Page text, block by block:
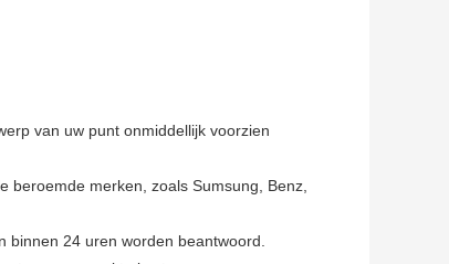
van uw punt onmiddellijk voorzien
beroemde merken, zoals Sumsung, Benz,
binnen 24 uren worden beantwoord.